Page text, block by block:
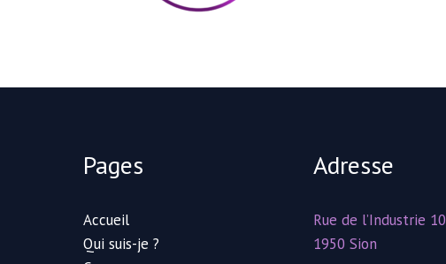
Pages
Accueil
Qui suis-je ?
Adresse
Rue de l’Industrie 10
1950 Sion